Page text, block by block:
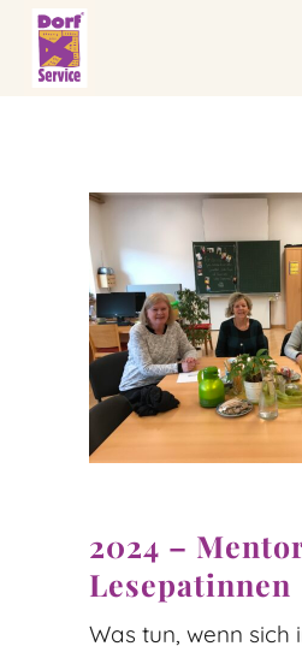
2024 –
Lesepatinnen
Was tun, wenn sich